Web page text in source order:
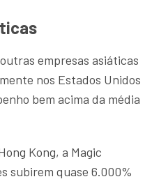
empresas asiáticas
nos Estados Unidos
bem acima da média
Kong, a Magic
subirem quase 6.000%